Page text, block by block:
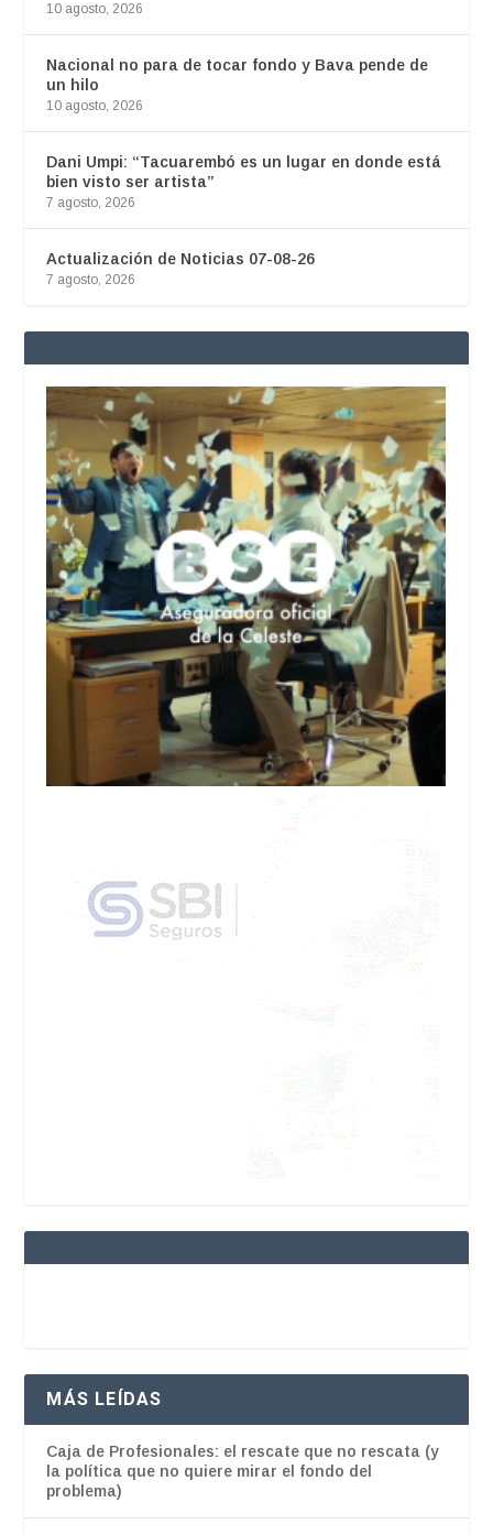
10 agosto, 2026
Nacional no para de tocar fondo y Bava pende de
un hilo
10 agosto, 2026
Dani Umpi: “Tacuarembó es un lugar en donde está
bien visto ser artista”
7 agosto, 2026
Actualización de Noticias 07-08-26
7 agosto, 2026
MÁS LEÍDAS
Caja de Profesionales: el rescate que no rescata (y
la política que no quiere mirar el fondo del
problema)